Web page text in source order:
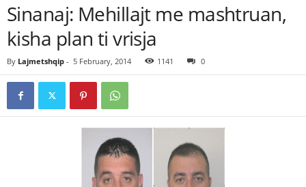
Sinanaj: Mehillajt me mashtruan,
kisha plan ti vrisja
By Lajmetshqip - 5 February, 2014 1141 0